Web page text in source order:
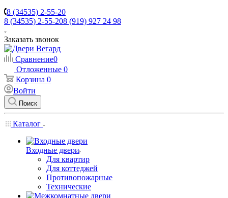
8 (34535) 2-55-20
8 (34535) 2-55-208 (919) 927 24 98
Заказать звонок
Сравнение0
Отложенные 0
Корзина 0
Войти
Поиск
Каталог
Входные двери
Для квартир
Для коттеджей
Противопожарные
Технические